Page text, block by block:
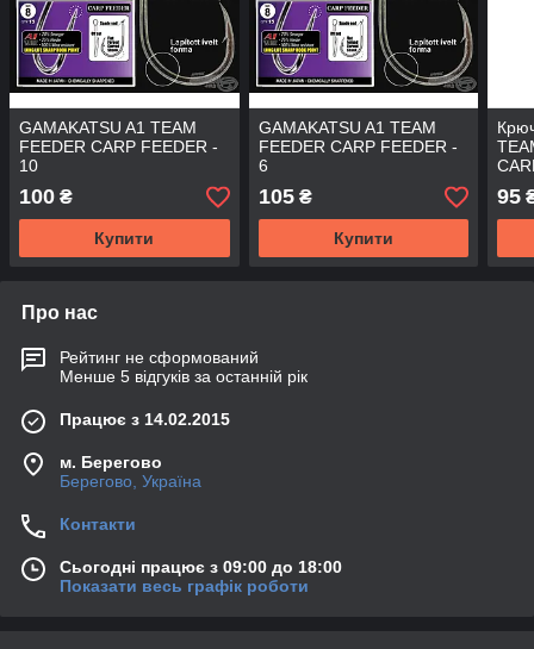
GAMAKATSU A1 TEAM
FEEDER CARP FEEDER -
10
100 ₴
Купити
GAMAKATSU A1 TEAM
FEEDER CARP FEEDER -
6
105₴
Купити
95
Про нас
Рейтинг не сформований
Менше 5 відгуків за останній рік
Працює з 14.02.2015
м. Берегово
Берегово, Україна
Контакти
Сьогодні працює з 09:00 до 18:00
Показати весь графік роботи